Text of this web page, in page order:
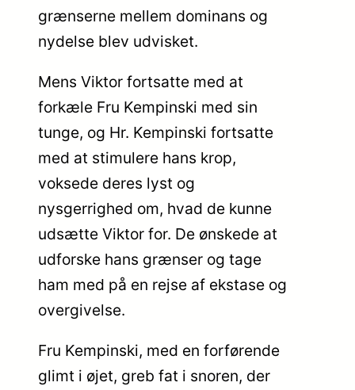
grænserne mellem dominans og
nydelse blev udvisket.
Mens Viktor fortsatte med at
forkæle Fru Kempinski med sin
tunge, og Hr. Kempinski fortsatte
med at stimulere hans krop,
voksede deres lyst og
nysgerrighed om, hvad de kunne
udsætte Viktor for. De ønskede at
udforske hans grænser og tage
ham med på en rejse af ekstase og
overgivelse.
Fru Kempinski, med en forførende
glimt i øjet, greb fat i snoren, der